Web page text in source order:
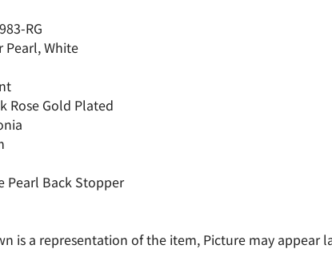
RG
Pearl, White
Rose Gold Plated
Pearl Back Stopper
is a representation of the item, Picture may